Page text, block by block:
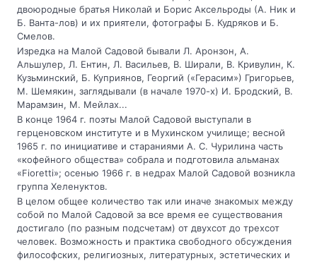
двоюродные братья Николай и Борис Аксельроды (А. Ник и
Б. Ванта-лов) и их приятели, фотографы Б. Кудряков и Б.
Смелов.
Изредка на Малой Садовой бывали Л. Аронзон, А.
Альшулер, Л. Ентин, Л. Васильев, В. Ширали, В. Кривулин, К.
Кузьминский, Б. Куприянов, Георгий («Герасим») Григорьев,
М. Шемякин, заглядывали (в начале 1970-х) И. Бродский, В.
Марамзин, М. Мейлах...
В конце 1964 г. поэты Малой Садовой выступали в
герценовском институте и в Мухинском училище; весной
1965 г. по инициативе и стараниями А. С. Чурилина часть
«кофейного общества» собрала и подготовила альманах
«Fioretti»; осенью 1966 г. в недрах Малой Садовой возникла
группа Хеленуктов.
В целом общее количество так или иначе знакомых между
собой по Малой Садовой за все время ее существования
достигало (по разным подсчетам) от двухсот до трехсот
человек. Возможность и практика свободного обсуждения
философских, религиозных, литературных, эстетических и